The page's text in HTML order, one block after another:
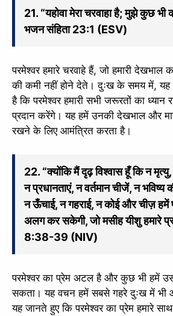
21. “यहोवा मेरा चरवाहा है; मुझे कुछ भी
भजन संहिता 23:1 (ESV)
परमेश्वर हमारे चरवाहे हैं, जो हमारी
की कमी नहीं होने देते। दुःख के समय में,
है कि परमेश्वर हमारी सभी जरूरतों का ध्यान
प्रदान करेंगे। यह हमें उनकी देखभाल और
रखने के लिए आमंत्रित करता है।
22. “क्योंकि मैं दृढ़ विश्वास हूँ कि न
न प्रधानताएं, न वर्तमान चीजें, न भविष्य
न ऊँचाई, न गहराई, न कोई और चीज़
अलग कर सकेगी, जो मसीह यीशु हमारे
8:38-39 (NIV)
परमेश्वर का प्रेम अटल है और कुछ भी हमें
सकता। यह वचन हमें सबसे गहरे दुःख में भी
यह जानते हुए कि परमेश्वर का प्रेम हमारे